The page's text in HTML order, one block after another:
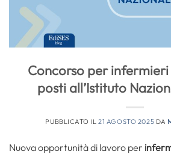
Concorso per infermieri
posti all’Istituto
PUBBLICATO IL21 AGOSTO 2025 DA
Nuova opportunità di lavoro per